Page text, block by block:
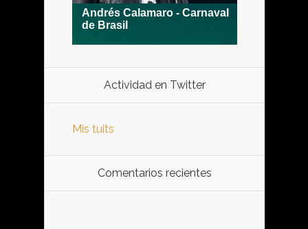
Actividad en Twitter
Mis tuits
Comentarios recientes